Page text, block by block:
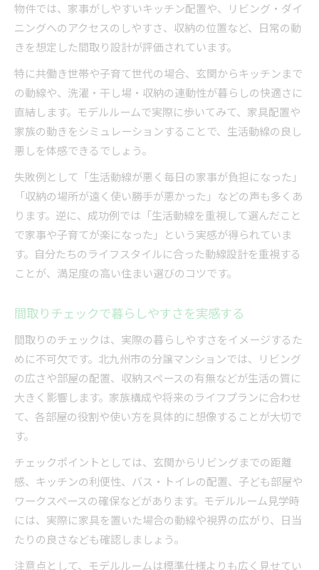
物件では、家事がしやすいキッチン配置や、リビング・ダイ
ニングへのアクセスのしやすさ、収納の位置など、日常の動
きを想定した間取り設計が評価されています。
特に共働き世帯や子育て世代の場合、玄関からキッチンまで
の動線や、洗濯・干し場・収納の連動性が暮らしの快適さに
直結します。モデルルームで実際に歩いてみて、家具配置や
家族の動きをシミュレーションすることで、生活動線の良し
悪しを体感できるでしょう。
失敗例として「生活動線が悪く毎日の家事が負担になった」
「収納の場所が遠く使い勝手が悪かった」などの声も多くあ
ります。逆に、成功例では「生活動線を重視して選んだこと
で家事や子育てが楽になった」という実感が得られていま
す。自分たちのライフスタイルに合った動線設計を重視する
ことが、満足度の高い住まい選びのコツです。
間取りチェックで暮らしやすさを実感する
間取りのチェックは、実際の暮らしやすさをイメージするた
めに不可欠です。北九州市の分譲マンションでは、リビング
の広さや部屋の配置、収納スペースの有無などが生活の質に
大きく影響します。家族構成や将来のライフプランに合わせ
て、各部屋の役割や使い方を具体的に想像することが大切で
す。
チェックポイントとしては、玄関からリビングまでの距離
感、キッチンの利便性、バス・トイレの配置、子ども部屋や
ワークスペースの確保などがあります。モデルルーム見学時
には、実際に家具を置いた場合の動線や視界の広がり、日当
たりの良さなども確認しましょう。
注意点として、モデルルームは標準仕様よりも広く見せてい